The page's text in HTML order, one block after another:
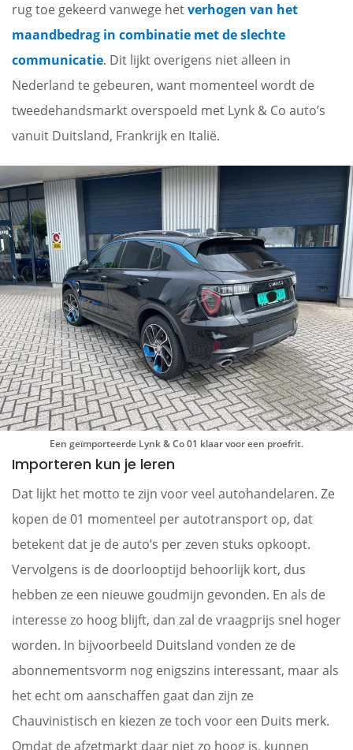
rug toe gekeerd vanwege hetverhogen van het
maandbedrag in combinatie met de slechte
communicatie. Dit lijkt overigens niet alleen in
Nederland te gebeuren, want momenteel wordt de
tweedehandsmarkt overspoeld met Lynk & Co auto’s
vanuit Duitsland, Frankrijk en Italië.
Een geïmporteerde Lynk & Co 01 klaar voor een proefrit.
Importeren kun je leren
Dat lijkt het motto te zijn voor veel autohandelaren. Ze
kopen de 01 momenteel per autotransport op, dat
betekent dat je de auto’s per zeven stuks opkoopt.
Vervolgens is de doorlooptijd behoorlijk kort, dus
hebben ze een nieuwe goudmijn gevonden. En als de
interesse zo hoog blijft, dan zal de vraagprijs snel hoger
worden. In bijvoorbeeld Duitsland vonden ze de
abonnementsvorm nog enigszins interessant, maar als
het echt om aanschaffen gaat dan zijn ze
Chauvinistisch en kiezen ze toch voor een Duits merk.
Omdat de afzetmarkt daar niet zo hoog is, kunnen